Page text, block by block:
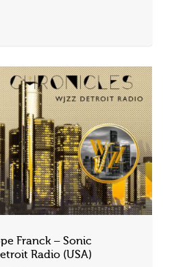
Franck – Sonic
Radio (USA)